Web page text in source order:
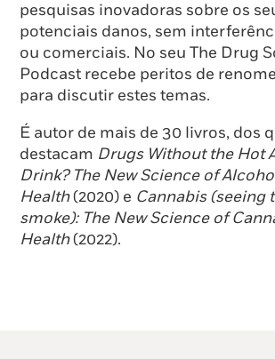
pesquisas inovadoras sobre os
potenciais danos, sem
ou comerciais. No seu The Drug
Podcast recebe peritos de
para discutir estes temas.
É autor de mais de 30 livros, dos
destacam Drugs Without the Hot
Drink? The New Science of
Health(2020) e Cannabis (seeing
smoke): The New Science of
Health(2022).